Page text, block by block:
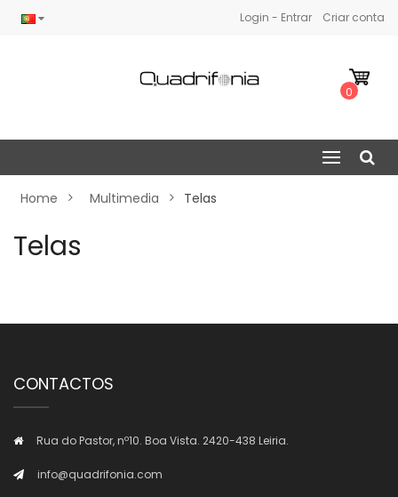
Login - Entrar Criar conta
0
Home Multimedia Telas
Telas
CONTACTOS
Rua do Pastor, nº10. Boa Vista. 2420-438 Leiria.
info@quadrifonia.com